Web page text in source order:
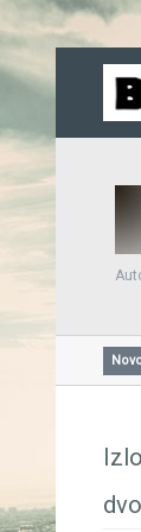
Ukradeni štap